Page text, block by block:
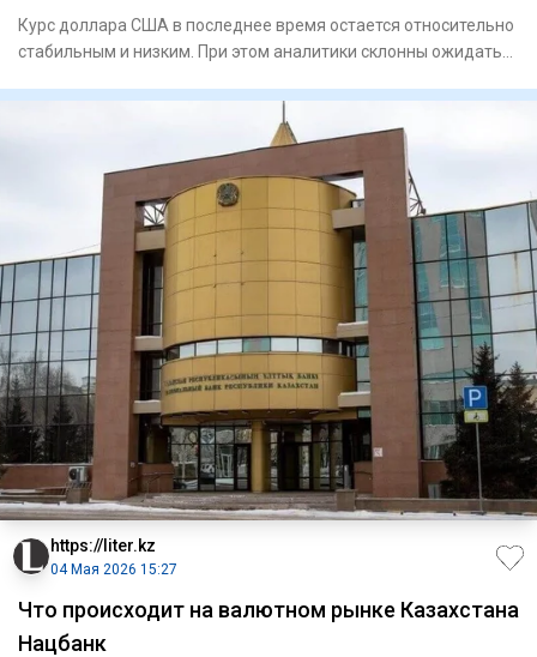
Курс доллара США в последнее время остается относительно
стабильным и низким. При этом аналитики склонны ожидать
https://liter.kz
04 Мая 2026 15:27
Что происходит на валютном рынке Казахстана
Нацбанк